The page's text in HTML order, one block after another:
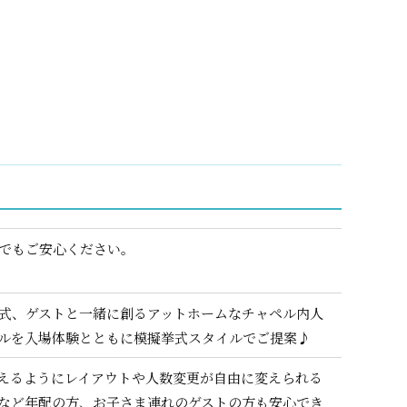
ご安心ください。
ゲストと一緒に創るアットホームなチャペル内人
を入場体験とともに模擬挙式スタイルでご提案♪
ようにレイアウトや人数変更が自由に変えられる
年配の方、お子さま連れのゲストの方も安心でき